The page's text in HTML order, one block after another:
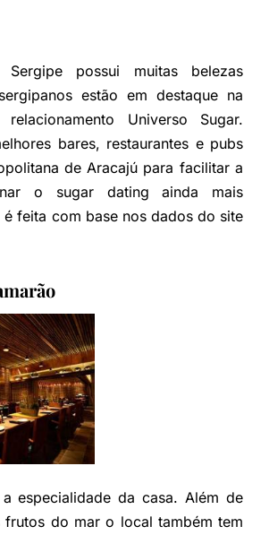
possui muitas belezas
estão em destaque na
Universo Sugar.
bares, restaurantes e pubs
de Aracajú para facilitar a
o sugar dating ainda mais
é feita com base nos dados do site
especialidade da casa. Além de
frutos do mar o local também tem